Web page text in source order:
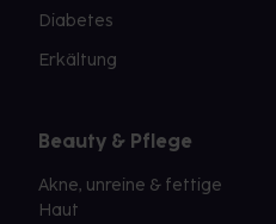
Diabetes
Erkältung
Beauty & Pflege
Akne, unreine & fettige
Haut